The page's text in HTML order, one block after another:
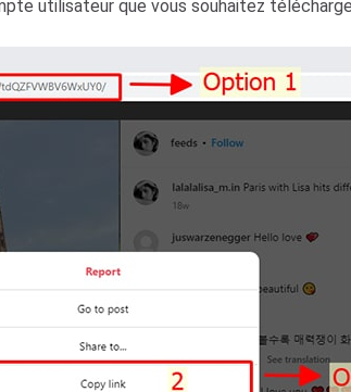
utilisateur que vous souhaitez